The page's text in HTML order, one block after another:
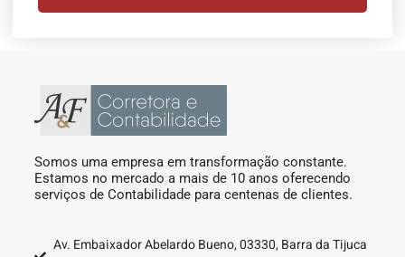
Somos uma empresa em transformação constante.
Estamos no mercado a mais de 10 anos oferecendo
serviços de Contabilidade para centenas de clientes.
Av. Embaixador Abelardo Bueno, 03330, Barra da Tijuca